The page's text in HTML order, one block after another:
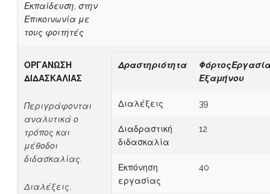
Εκπαίδευση, στην
Επικοινωνία με
τους φοιτητές
ΟΡΓΑΝΩΣΗ
ΔΙΔΑΣΚΑΛΙΑΣ
Περιγράφονται
αναλυτικά ο
τρόπος και
μέθοδοι
διδασκαλίας.
Διαλέξεις,
Δραστηριότητα
Εξαμήνου
Διαλέξεις 39
Διαδραστική
διδασκαλία
12
Εκπόνηση
εργασίας
40